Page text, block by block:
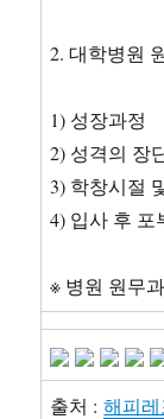
2. 대학병원
1) 성장과정
2) 성격의 장
3) 학창시절
4) 입사 후 포
※ 병원 원무
출처 :해피